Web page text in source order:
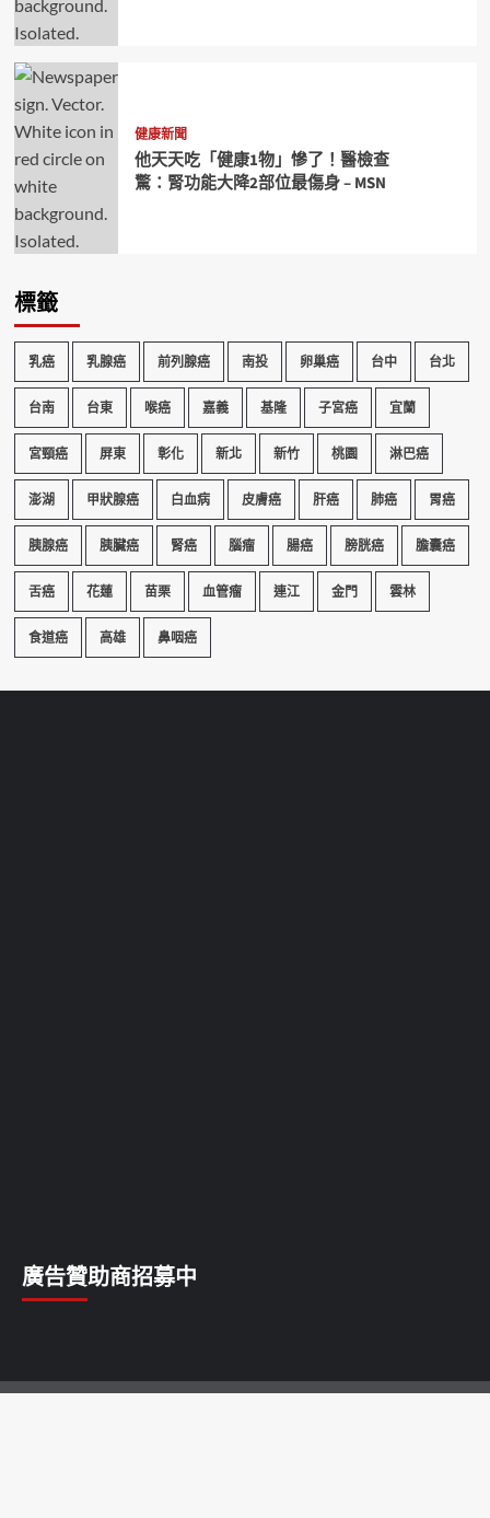
健康新聞
他天天吃「健康1物」慘了！醫檢查
驚：腎功能大降2部位最傷身 – MSN
標籤
乳癌 乳腺癌 前列腺癌 南投 卵巢癌 台中 台北
台南 台東 喉癌 嘉義 基隆 子宮癌 宜蘭
宮頸癌 屏東 彰化 新北 新竹 桃園 淋巴癌
澎湖 甲狀腺癌 白血病 皮膚癌 肝癌 肺癌 胃癌
胰腺癌 胰臟癌 腎癌 腦瘤 腸癌 膀胱癌 膽囊癌
舌癌 花蓮 苗栗 血管瘤 連江 金門 雲林
食道癌 高雄 鼻咽癌
廣告贊助商招募中